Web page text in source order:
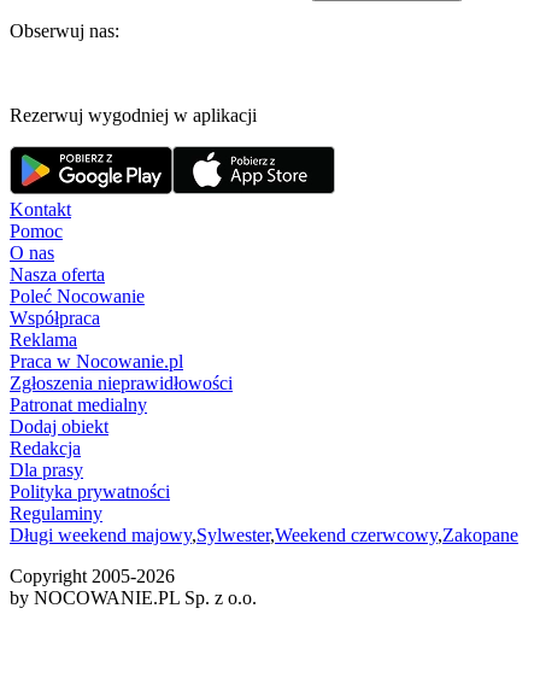
Obserwuj nas:
Rezerwuj wygodniej w aplikacji
Kontakt
Pomoc
O nas
Nasza oferta
Poleć Nocowanie
Współpraca
Reklama
Praca w Nocowanie.pl
Zgłoszenia nieprawidłowości
Patronat medialny
Dodaj obiekt
Redakcja
Dla prasy
Polityka prywatności
Regulaminy
Długi weekend majowy,Sylwester,Weekend czerwcowy,Zakopane
Copyright 2005-2026
by NOCOWANIE.PL Sp. z o.o.